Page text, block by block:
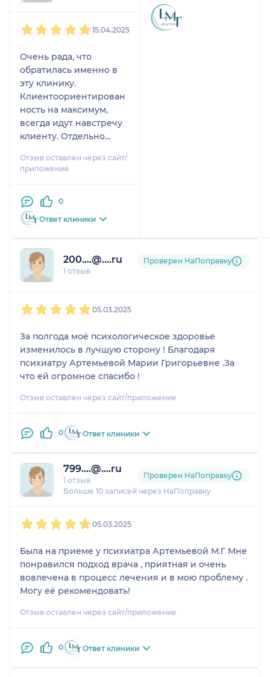
15.04.2025
Очень рада, что
обратилась именно в
эту клинику.
Клиентоориентирован
ность на максимум,
всегда идут навстречу
клиенту. Отдельно
Артемьевой Марие
Григорьевне.
внимательная, дает
рекомендации на
дообследования в том
реально нужны
Отзыв оставлен через сайт/
приложение
0
Ответ клиники
200....@....ru
1 отзыв
Проверен НаПоправку
05.03.2025
За полгода моё психологическое здоровье
изменилось в лучшую сторону ! Благодаря
психиатру Артемьевой Марии Григорьевне .За
что ей огромное спасибо !
Отзыв оставлен через сайт/приложение
0 Ответ клиники
799....@....ru
1 отзыв
Больше 10 записей через НаПоправку
Проверен НаПоправку
05.03.2025
Была на приеме у психиатра Артемьевой М.Г Мне
понравился подход врача , приятная и очень
вовлечена в процесс лечения и в мою проблему .
Могу её рекомендовать!
Отзыв оставлен через сайт/приложение
0 Ответ клиники